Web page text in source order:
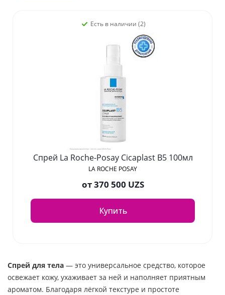
Есть в наличии (2)
Спрей La Roche-Posay Cicaplast B5 100мл
LA ROCHE POSAY
от370 500 UZS
Купить
Спрей для тела — это универсальное средство, которое
освежает кожу, ухаживает за ней и наполняет приятным
ароматом. Благодаря лёгкой текстуре и простоте